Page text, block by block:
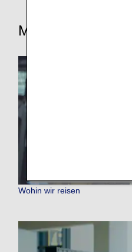
Mehr erfahren
Wohin wir reisen